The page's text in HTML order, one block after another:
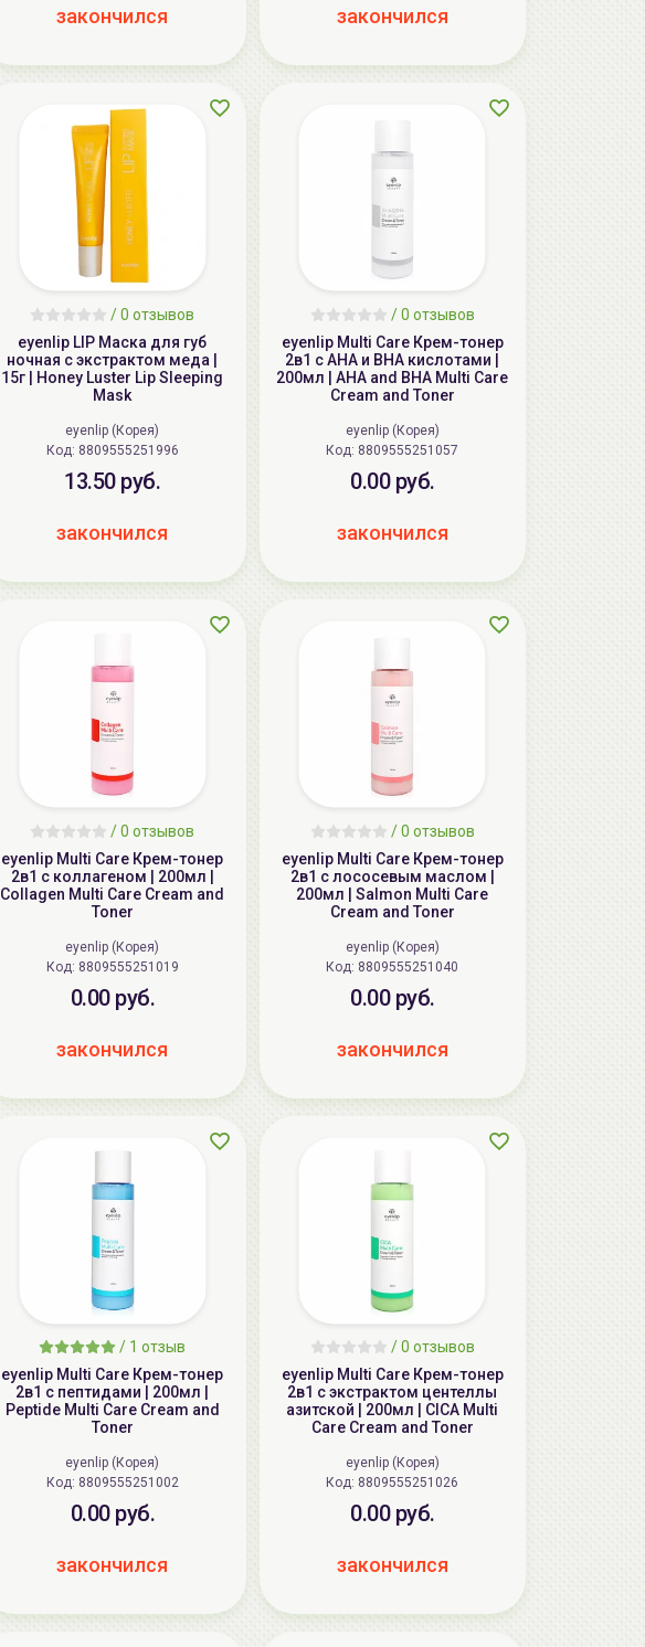
закончился закончился
/0 отзывов
eyenlip LIP Маска для губ
ночная с экстрактом меда |
15г | Honey Luster Lip Sleeping
Mask
eyenlip (Корея)
Код: 8809555251996
13.50 руб.
закончился
/0 отзывов
eyenlip Multi Care Крем-тонер
2в1 с AHA и BHA кислотами |
200мл | AHA and BHA Multi Care
Cream and Toner
eyenlip (Корея)
Код: 8809555251057
0.00 руб.
закончился
/0 отзывов
eyenlip Multi Care Крем-тонер
2в1 с коллагеном | 200мл |
Collagen Multi Care Cream and
Toner
eyenlip (Корея)
Код: 8809555251019
0.00 руб.
закончился
/0 отзывов
eyenlip Multi Care Крем-тонер
2в1 с лососевым маслом |
200мл | Salmon Multi Care
Cream and Toner
eyenlip (Корея)
Код: 8809555251040
0.00 руб.
закончился
/ 1 отзыв
eyenlip Multi Care Крем-тонер
2в1 с пептидами | 200мл |
Peptide Multi Care Cream and
Toner
eyenlip (Корея)
Код: 8809555251002
0.00 руб.
закончился
/0 отзывов
eyenlip Multi Care Крем-тонер
2в1 с экстрактом центеллы
азитской | 200мл | CICA Multi
Care Cream and Toner
eyenlip (Корея)
Код: 8809555251026
0.00 руб.
закончился